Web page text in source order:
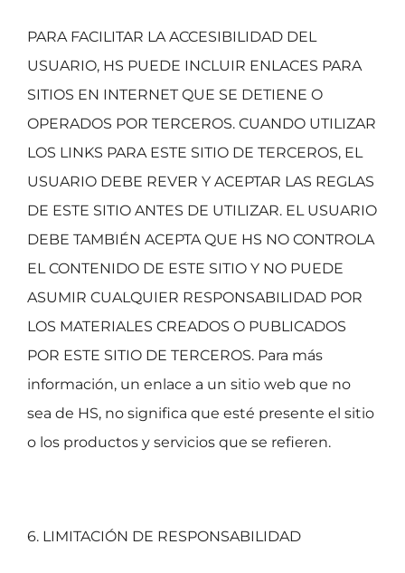
PARA FACILITAR LA ACCESIBILIDAD DEL
USUARIO, HS PUEDE INCLUIR ENLACES PARA
SITIOS EN INTERNET QUE SE DETIENE O
OPERADOS POR TERCEROS. CUANDO UTILIZAR
LOS LINKS PARA ESTE SITIO DE TERCEROS, EL
USUARIO DEBE REVER Y ACEPTAR LAS REGLAS
DE ESTE SITIO ANTES DE UTILIZAR. EL USUARIO
DEBE TAMBIÉN ACEPTA QUE HS NO CONTROLA
EL CONTENIDO DE ESTE SITIO Y NO PUEDE
ASUMIR CUALQUIER RESPONSABILIDAD POR
LOS MATERIALES CREADOS O PUBLICADOS
POR ESTE SITIO DE TERCEROS. Para más
información, un enlace a un sitio web que no
sea de HS, no significa que esté presente el sitio
o los productos y servicios que se refieren.
6. LIMITACIÓN DE RESPONSABILIDAD